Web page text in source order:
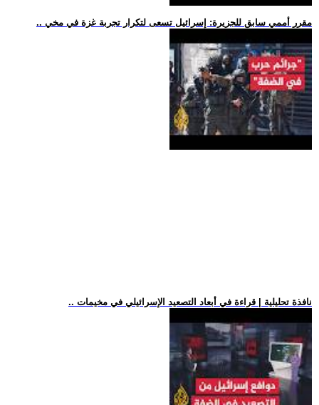
.. مقرر أممي سابق للجزيرة: إسرائيل تسعى لتكرار تجربة غزة في مخي
.. نافذة تحليلية | قراءة في أبعاد التصعيد الإسرائيلي في مخيمات